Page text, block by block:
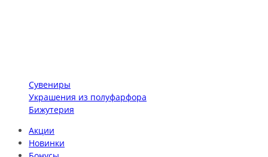
Сувениры
Украшения из полуфарфора
Бижутерия
Акции
Новинки